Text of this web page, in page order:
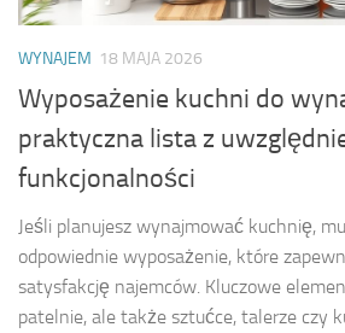
WYNAJEM 18 MAJA 2026
Wyposażenie kuchni do
praktyczna lista z
funkcjonalności
Jeśli planujesz wynajmować kuchnię,
odpowiednie wyposażenie, które
satysfakcję najemców. Kluczowe
patelnie, ale także sztućce, talerze czy